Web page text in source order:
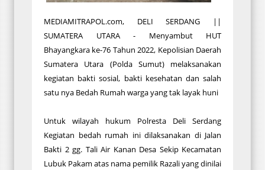
MEDIAMITRAPOL.com, DELI SERDANG ||
SUMATERA UTARA - Menyambut HUT
Bhayangkara ke-76 Tahun 2022, Kepolisian Daerah
Sumatera Utara (Polda Sumut) melaksanakan
kegiatan bakti sosial, bakti kesehatan dan salah
satu nya Bedah Rumah warga yang tak layak huni
Untuk wilayah hukum Polresta Deli Serdang
Kegiatan bedah rumah ini dilaksanakan di Jalan
Bakti 2 gg. Tali Air Kanan Desa Sekip Kecamatan
Lubuk Pakam atas nama pemilik Razali yang dinilai